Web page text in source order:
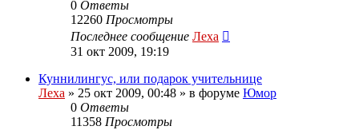
0 Ответы
12260 Просмотры
Последнее сообщение Леха
31 окт 2009, 19:19
Куннилингус, или подарок учительнице
Леха » 25 окт 2009, 00:48 » в форуме Юмор
0 Ответы
11358 Просмотры